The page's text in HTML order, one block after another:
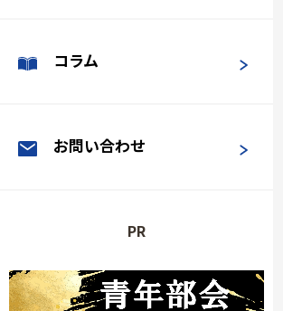
コラム
お問い合わせ
PR